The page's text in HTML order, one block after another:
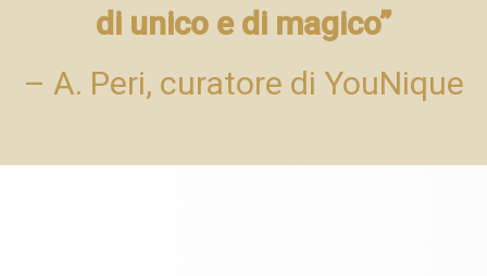
di unico e di magico”
– A. Peri, curatore di YouNique